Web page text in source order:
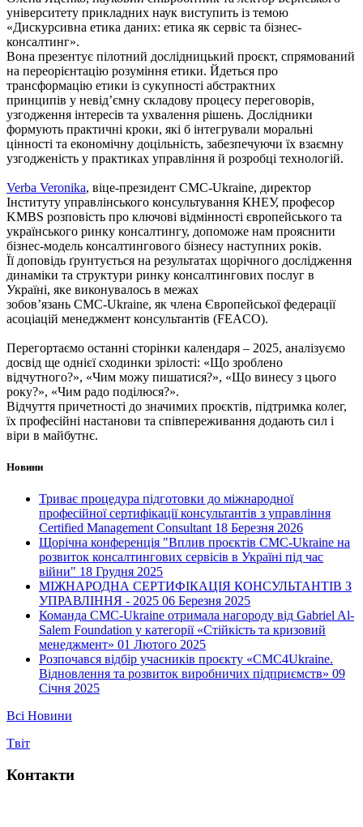
університету прикладних наук виступить із темою
«Дискурсивна етика даних: етика як сервіс та бізнес-
консалтинг».
Вона презентує пілотний дослідницький проєкт, спрямований
на переорієнтацію розуміння етики. Йдеться про
трансформацію етики із сукупності абстрактних
принципів у невід’ємну складову процесу переговорів,
узгодження інтересів та ухвалення рішень. Дослідники
формують практичні кроки, які б інтегрували моральні
цінності та економічну доцільність, забезпечуючи їх взаємну
узгодженість у практиках управління й розробці технологій.
Verba Veronika, віце-президент СМС-Ukraine, директор
Інституту управлінського консультування КНЕУ, професор
KMBS розповість про ключові відмінності європейського та
українського ринку консалтингу, допоможе нам прояснити
бізнес-модель консалтингового бізнесу наступних років.
Її доповідь ґрунтується на результатах щорічного дослідження
динаміки та структури ринку консалтингових послуг в
Україні, яке виконувалось в межах
зобов’язань СМС-Ukraine, як члена Європейської федерації
асоціацій менеджмент консультантів (FEACO).
Перегортаємо останні сторінки календаря – 2025, аналізуємо
досвід ще однієї сходинки зрілості: «Що зроблено
відчутного?», «Чим можу пишатися?», «Що винесу з цього
року?», «Чим радо поділюся?».
Відчуття причетності до значимих проєктів, підтримка колег,
їх професійні настанови та співпереживання додають сил і
віри в майбутнє.
Новини
Триває процедура підготовки до міжнародної
професійної сертифікації консультантів з управління
Certified Management Consultant 18 Березня 2026
Щорічна конференція "Вплив проєктів СМС-Ukraine на
розвиток консалтингових сервісів в Україні під час
війни" 18 Грудня 2025
МІЖНАРОДНА СЕРТИФІКАЦІЯ КОНСУЛЬТАНТІВ З
УПРАВЛІННЯ - 2025 06 Березня 2025
Команда СMC-Ukraine отримала нагороду від Gabriel Al-
Salem Foundation у категорії «Стійкість та кризовий
менеджмент» 01 Лютого 2025
Розпочався відбір учасників проєкту «CMC4Ukraine.
Відновлення та розвиток виробничих підприємств» 09
Січня 2025
Всі Новини
Tвіт
Контакти